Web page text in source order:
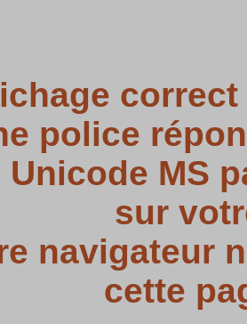
police
Unicode MS
sur
navigateur
cette